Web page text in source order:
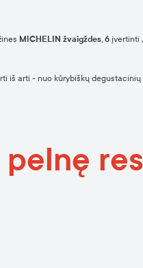
MICHELIN žvaigždes, 6 įvertinti
arti - nuo kūrybiškų